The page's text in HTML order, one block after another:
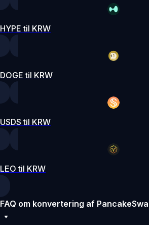
HYPE til KRW
DOGE til KRW
USDS til KRW
LEO til KRW
FAQ om konvertering af